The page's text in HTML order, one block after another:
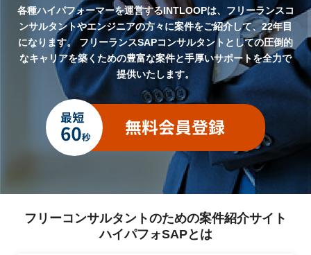
各種ハイパフォーマーを運営するINTLOOPは、フリーランスコ
ンサルタントやエンジニアの方々に案件をご紹介して、22年目
になります。フリーランスSAPコンサルタントとしての圧倒的
なキャリアを築くための豊富な案件と手厚いサポートを全力で
提供いたします。
フリーコンサルタントのための案件紹介サイト
ハイパフォSAPとは